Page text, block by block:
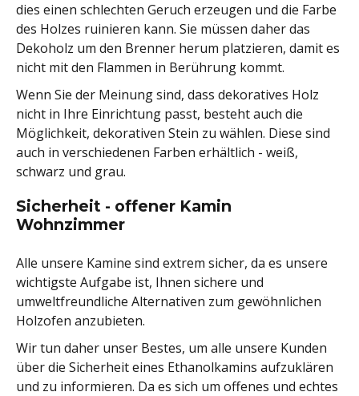
dies einen schlechten Geruch erzeugen und die Farbe
des Holzes ruinieren kann. Sie müssen daher das
Dekoholz um den Brenner herum platzieren, damit es
nicht mit den Flammen in Berührung kommt.
Wenn Sie der Meinung sind, dass dekoratives Holz
nicht in Ihre Einrichtung passt, besteht auch die
Möglichkeit, dekorativen Stein zu wählen. Diese sind
auch in verschiedenen Farben erhältlich - weiß,
schwarz und grau.
Sicherheit - offener Kamin
Wohnzimmer
Alle unsere Kamine sind extrem sicher, da es unsere
wichtigste Aufgabe ist, Ihnen sichere und
umweltfreundliche Alternativen zum gewöhnlichen
Holzofen anzubieten.
Wir tun daher unser Bestes, um alle unsere Kunden
über die Sicherheit eines Ethanolkamins aufzuklären
und zu informieren. Da es sich um offenes und echtes